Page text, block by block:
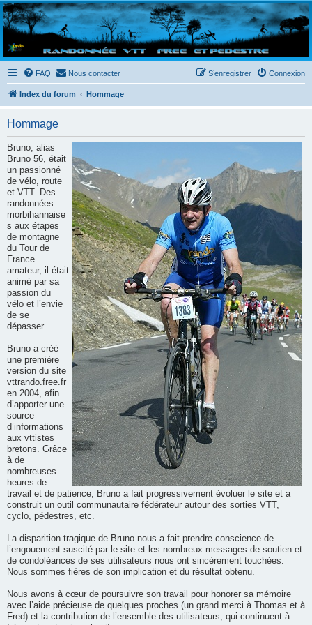
Randovttfree.fr
Bienvenue sur le site des randos vtt et pédestre de Bretagne . Bonne navigation sur le site
et bonnes randos dans l'Ouest !
FAQ Nous contacter Connexion
S’enregistrer
Index du forum Hommage
Hommage
Bruno, alias
Bruno 56, était
un passionné
de vélo, route
et VTT. Des
randonnées
morbihannaise
s aux étapes
de montagne
du Tour de
France
amateur, il était
animé par sa
passion du
vélo et l’envie
de se
dépasser.
Bruno a créé
une première
version du site
vttrando.free.fr
en 2004, afin
d’apporter une
source
d’informations
aux vttistes
bretons. Grâce
à de
nombreuses
heures de
travail et de patience, Bruno a fait progressivement évoluer le site et a
construit un outil communautaire fédérateur autour des sorties VTT,
cyclo, pédestres, etc.
La disparition tragique de Bruno nous a fait prendre conscience de
l’engouement suscité par le site et les nombreux messages de soutien et
de condoléances de ses utilisateurs nous ont sincèrement touchées.
Nous sommes fières de son implication et du résultat obtenu.
Nous avons à cœur de poursuivre son travail pour honorer sa mémoire
avec l’aide précieuse de quelques proches (un grand merci à Thomas et à
Fred) et la contribution de l’ensemble des utilisateurs, qui continuent à